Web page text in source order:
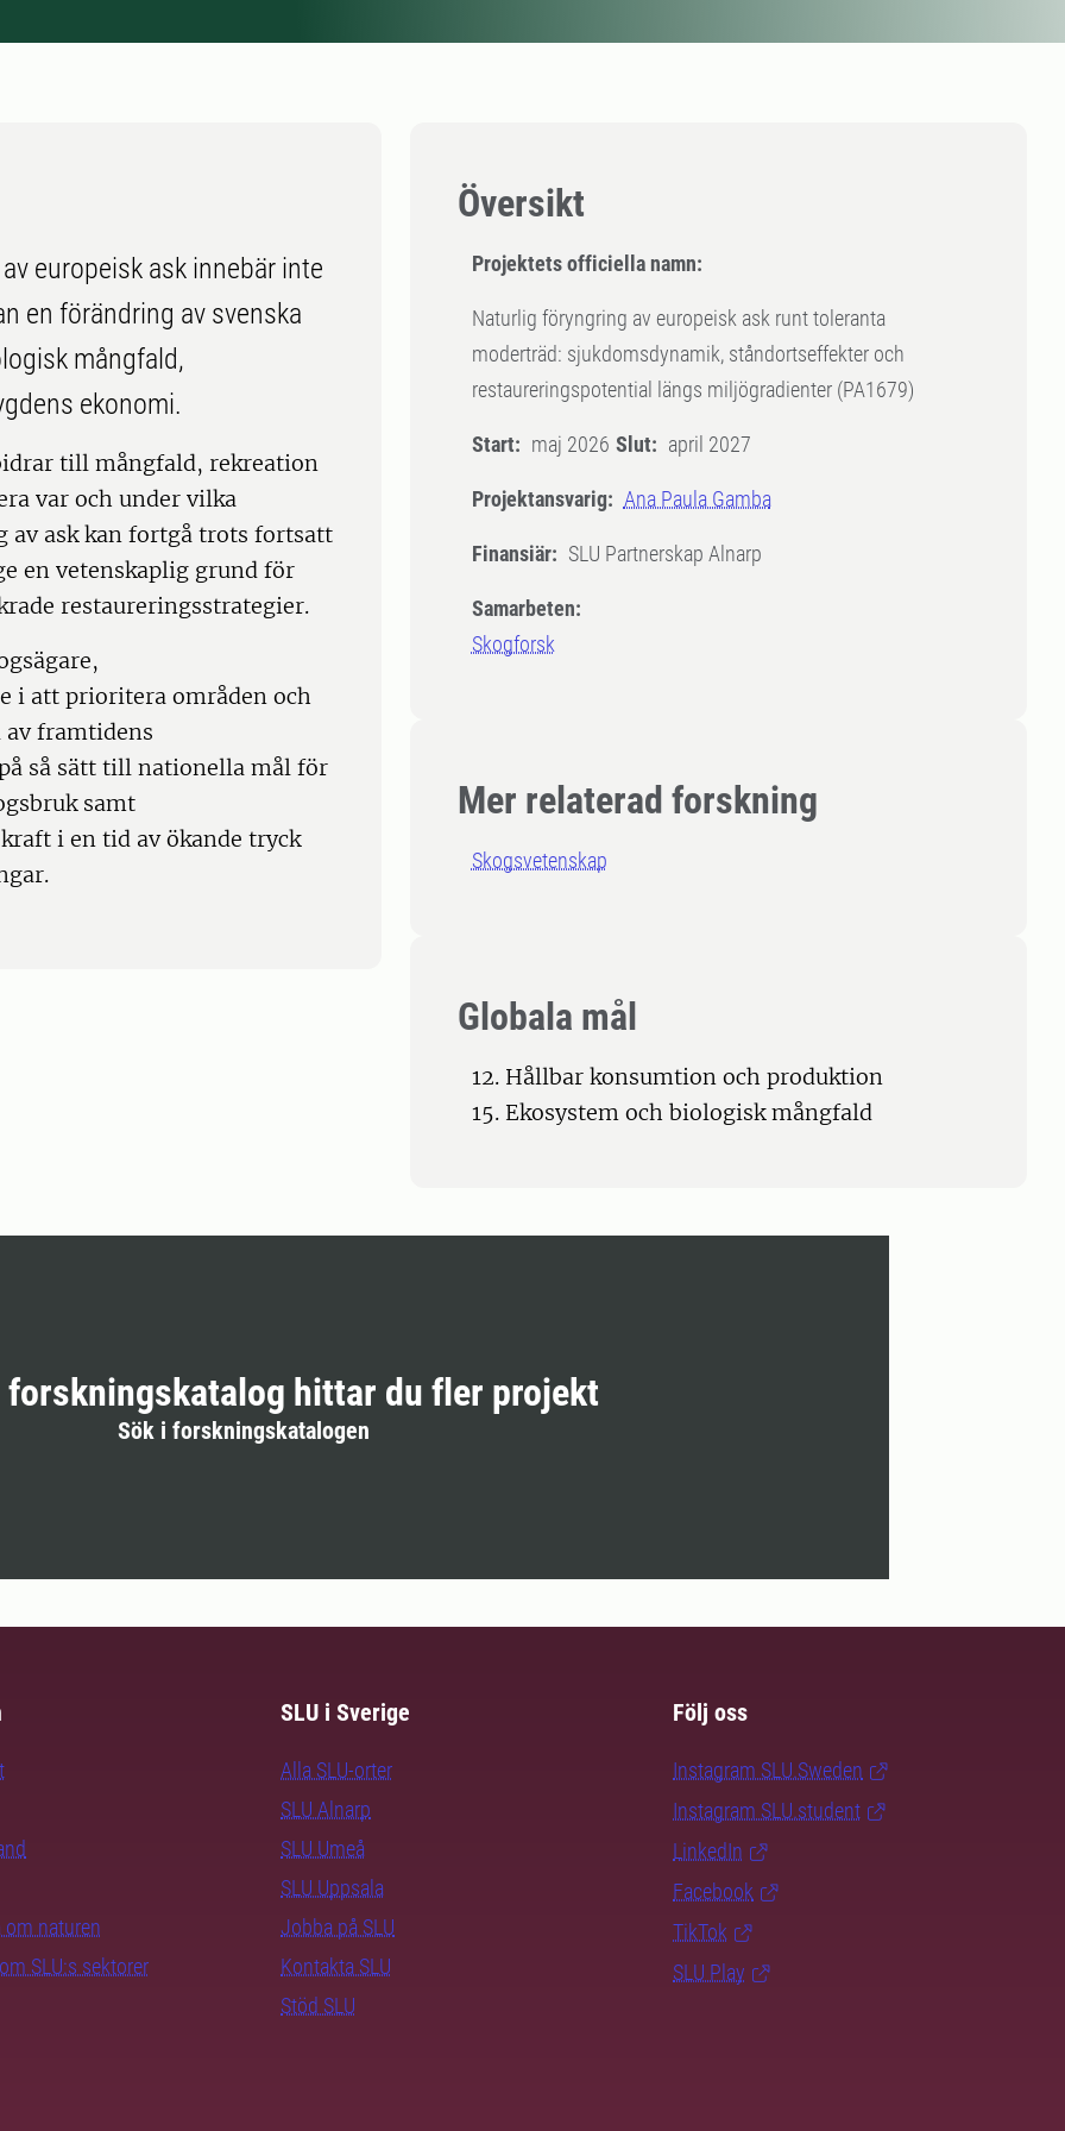
Översikt
Projektets officiella namn:
Naturlig föryngring av europeisk ask runt toleranta
moderträd: sjukdomsdynamik, ståndortseffekter och
restaureringspotential längs miljögradienter (PA1679)
Start: maj 2026 Slut: april 2027
Projektansvarig: Ana Paula Gamba
Finansiär: SLU Partnerskap Alnarp
Samarbeten:
Skogforsk
Mer relaterad forskning
Skogsvetenskap
Globala mål
12. Hållbar konsumtion och produktion
15. Ekosystem och biologisk mångfald
europeisk ask innebär inte
en förändring av svenska
mångfald,
ekonomi.
till mångfald, rekreation
var och under vilka
ask kan fortgå trots fortsatt
en vetenskaplig grund för
restaureringsstrategier.
i att prioritera områden och
av framtidens
så sätt till nationella mål för
samt
i en tid av ökande tryck
forskningskatalog hittar du fler projekt
Sök i forskningskatalogen
naturen
SLU:s sektorer
SLU i Sverige
Alla SLU-orter
SLU Alnarp
SLU Umeå
SLU Uppsala
Jobba på SLU
Kontakta SLU
Stöd SLU
Följ oss
Instagram SLU.Sweden
Instagram SLU.student
LinkedIn
Facebook
TikTok
SLU Play